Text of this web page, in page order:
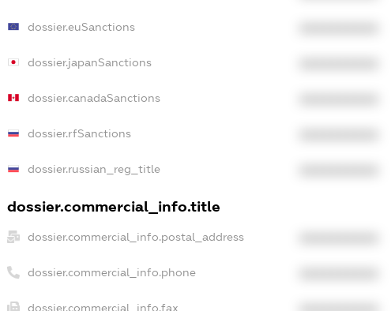
dossier.euSanctions
dossier.japanSanctions
dossier.canadaSanctions
dossier.rfSanctions
dossier.russian_reg_title
dossier.commercial_info.title
dossier.commercial_info.postal_address
dossier.commercial_info.phone
dossier.commercial_info.fax